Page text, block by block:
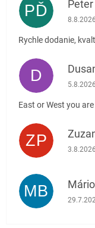
PĎ 8.8.2026
Rychle dodanie,
D 5.8.2026
East or West you
ZP 3.8.2026
MB